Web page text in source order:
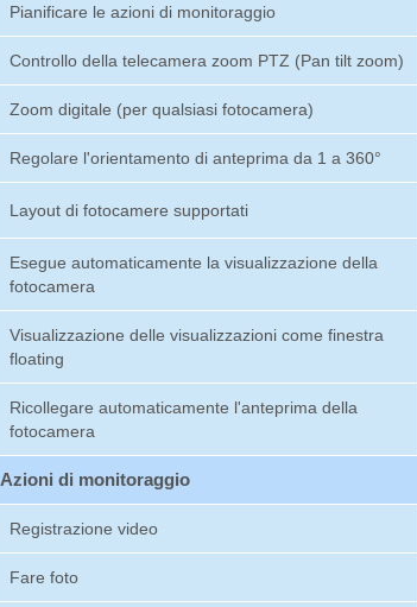
Pianificare le azioni di monitoraggio
Controllo della telecamera zoom PTZ (Pan tilt zoom)
Zoom digitale (per qualsiasi fotocamera)
Regolare l'orientamento di anteprima da 1 a 360°
Layout di fotocamere supportati
Esegue automaticamente la visualizzazione della
fotocamera
Visualizzazione delle visualizzazioni come finestra
floating
Ricollegare automaticamente l'anteprima della
fotocamera
Azioni di monitoraggio
Registrazione video
Fare foto